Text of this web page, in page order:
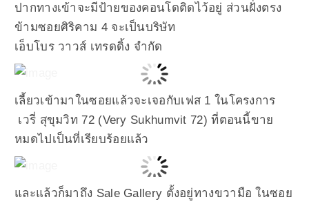
ปากทางเข้าจะมีป้ายของคอนโดติดไว้อยู่ ส่วนฝั่งตรง
ข้ามซอยศิริคาม 4 จะเป็นบริษัท
เอ็บโบร วาวส์ เทรดดิ้ง จำกัด
เลี้ยวเข้ามาในซอยแล้วจะเจอกับเฟส 1 ในโครงการ
เวรี่ สุขุมวิท 72 (Very Sukhumvit 72) ที่ตอนนี้ขาย
หมดไปเป็นที่เรียบร้อยแล้ว
และแล้วก็มาถึง Sale Gallery ตั้งอยู่ทางขวามือ ในซอย